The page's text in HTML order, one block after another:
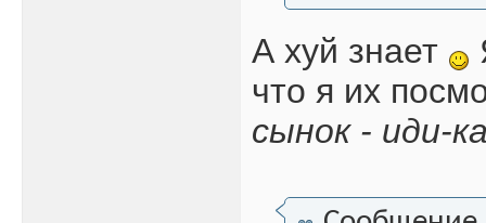
А хуй знает
что я их
сынок - иди-